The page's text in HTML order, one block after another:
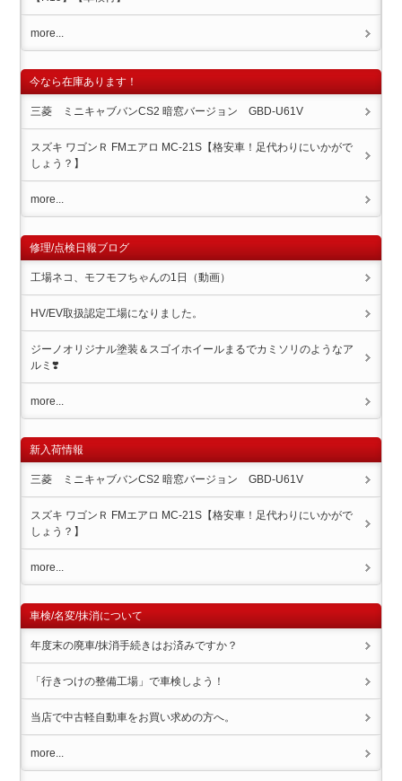
more...
今なら在庫あります！
三菱 ミニキャブバンCS2 暗窓バージョン GBD-U61V
スズキ ワゴンＲ FMエアロ MC-21S【格安車！足代わりにいかがで
しょう？】
more...
修理/点検日報ブログ
工場ネコ、モフモフちゃんの1日（動画）
HV/EV取扱認定工場になりました。
ジーノオリジナル塗装＆スゴイホイール️まるでカミソリのようなア
ルミ❣️
more...
新入荷情報
三菱 ミニキャブバンCS2 暗窓バージョン GBD-U61V
スズキ ワゴンＲ FMエアロ MC-21S【格安車！足代わりにいかがで
しょう？】
more...
車検/名変/抹消について
年度末の廃車/抹消手続きはお済みですか？
「行きつけの整備工場」で車検しよう！
当店で中古軽自動車をお買い求めの方へ。
more...